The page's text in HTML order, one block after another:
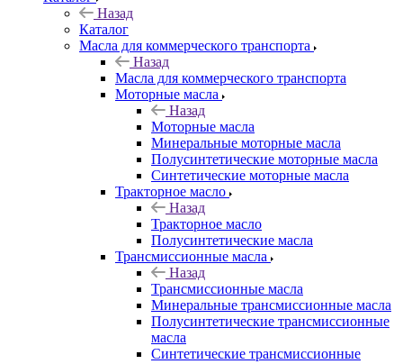
Назад
Каталог
Масла для коммерческого транспорта
Назад
Масла для коммерческого транспорта
Моторные масла
Назад
Моторные масла
Минеральные моторные масла
Полусинтетические моторные масла
Синтетические моторные масла
Тракторное масло
Назад
Тракторное масло
Полусинтетические масла
Трансмиссионные масла
Назад
Трансмиссионные масла
Минеральные трансмиссионные масла
Полусинтетические трансмиссионные
масла
Синтетические трансмиссионные